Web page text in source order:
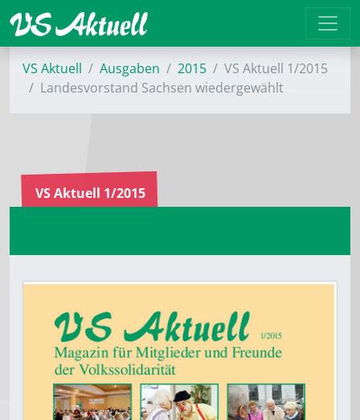
VS Aktuell Ausgaben 2015
VS Aktuell 1/2015
Landesvorstand Sachsen wiedergewählt
VS Aktuell 1/2015